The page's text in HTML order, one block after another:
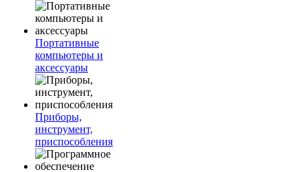
Портативные
компьютеры и
аксессуары
Приборы,
инструмент,
приспособления